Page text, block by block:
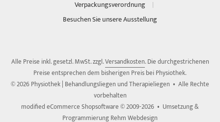
Verpackungsverordnung
Besuchen Sie unsere Ausstellung
Alle Preise inkl. gesetzl. MwSt. zzgl.Versandkosten. Die durchgestrichenen
Preise entsprechen dem bisherigen Preis bei Physiothek.
© 2026 Physiothek | Behandlungsliegen und Therapieliegen • Alle Rechte
vorbehalten
modified eCommerce Shopsoftware © 2009-2026 • Umsetzung &
Programmierung Rehm Webdesign